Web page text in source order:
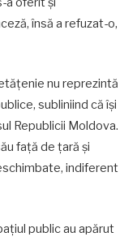
însă a refuzat-o,
nu reprezintă
subliniind că își
Republicii Moldova.
față de țară și
indiferent
public au apărut